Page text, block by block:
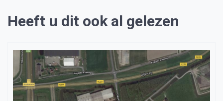
Heeft u dit ook al gelezen